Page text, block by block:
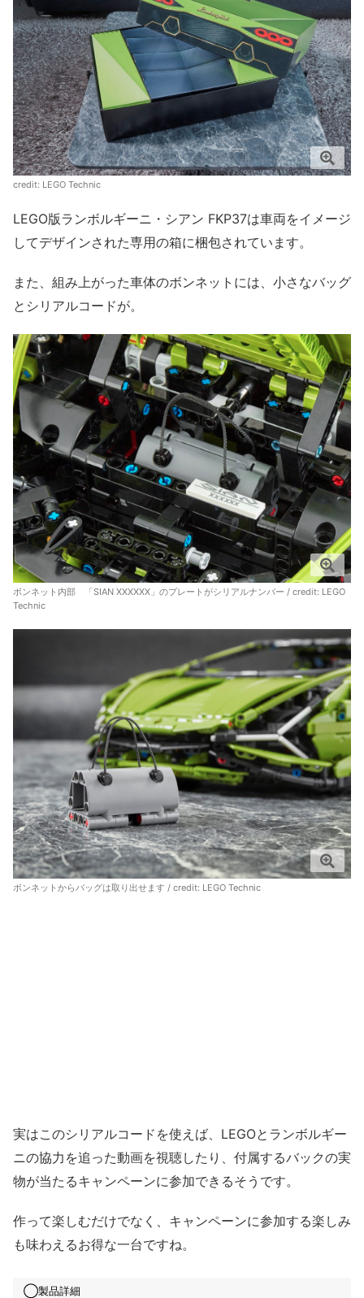
credit: LEGO Technic
LEGO版ランボルギーニ・シアン FKP37は車両をイメージ
してデザインされた専用の箱に梱包されています。
また、組み上がった車体のボンネットには、小さなバッグ
とシリアルコードが。
ボンネット内部 「SIAN XXXXXX」のプレートがシリアルナンバー / credit: LEGO
Technic
ボンネットからバッグは取り出せます / credit: LEGO Technic
実はこのシリアルコードを使えば、LEGOとランボルギー
ニの協力を追った動画を視聴したり、付属するバックの実
物が当たるキャンペーンに参加できるそうです。
作って楽しむだけでなく、キャンペーンに参加する楽しみ
も味わえるお得な一台ですね。
◯製品詳細